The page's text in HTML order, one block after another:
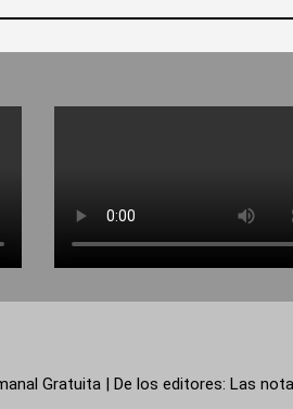
Gratuita | De los editores: Las